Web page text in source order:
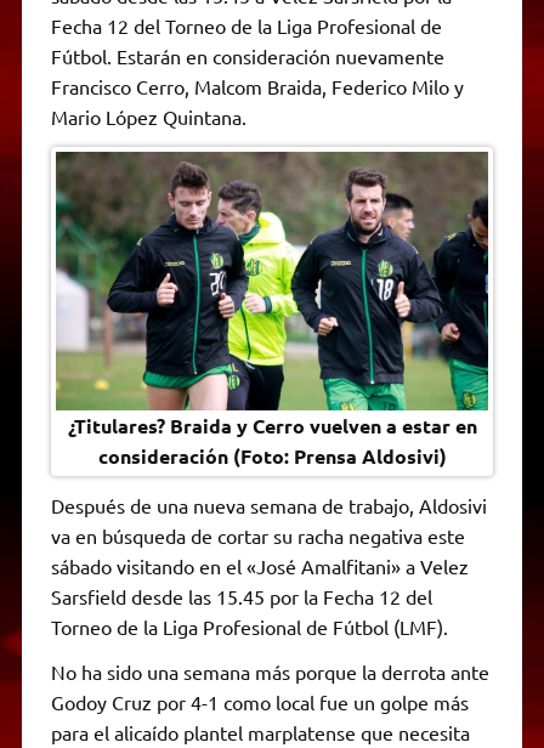
A
p
p
a
m
e
r
o
o
k
g
e
n
k
F
r
i
n
y
Fecha 12 del Torneo de la Liga Profesional de
Fútbol. Estarán en consideración nuevamente
Francisco Cerro, Malcom Braida, Federico Milo y
Mario López Quintana.
¿Titulares? Braida y Cerro vuelven a estar en
consideración (Foto: Prensa Aldosivi)
Después de una nueva semana de trabajo, Aldosivi
va en búsqueda de cortar su racha negativa este
sábado visitando en el «José Amalfitani» a Velez
Sarsfield desde las 15.45 por la Fecha 12 del
Torneo de la Liga Profesional de Fútbol (LMF).
No ha sido una semana más porque la derrota ante
Godoy Cruz por 4-1 como local fue un golpe más
para el alicaído plantel marplatense que necesita